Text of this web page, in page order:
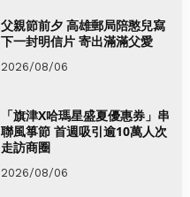
父親節前夕 高雄郵局陪憨兒寫
下一封明信片 寄出滿滿父愛
2026/08/06
「旗津X哈瑪星盛夏優惠券」串
聯風箏節 首週吸引逾10萬人次
走訪商圈
2026/08/06